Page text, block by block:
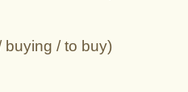
/ to buy)